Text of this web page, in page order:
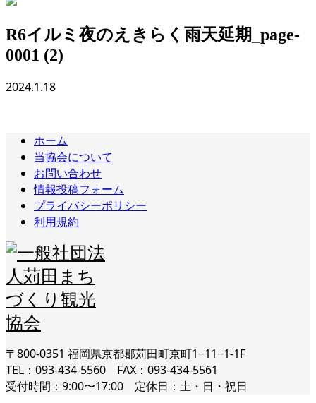
R6イルミ夜のえきらく雨天延期_page-
0001 (2)
2024.1.18
ホーム
当協会について
お問い合わせ
情報投稿フォーム
プライバシーポリシー
利用規約
〒800-0351 福岡県京都郡苅田町京町1−11−1-1F
TEL：093-434-5560 FAX：093-434-5561
受付時間：9:00〜17:00 定休日：土・日・祝日